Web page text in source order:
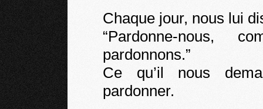
Chaque jour, nous lui
“Pardonne-nous,
pardonnons.”
Ce qu’il nous
pardonner.